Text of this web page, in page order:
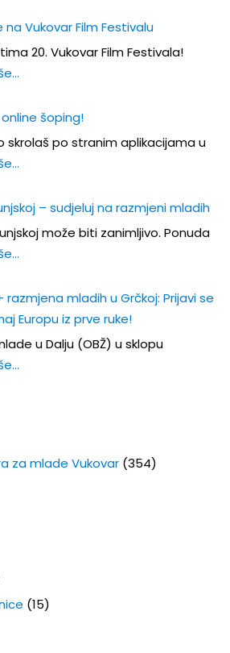
Vukovar Film Festivalu
20. Vukovar Film Festivala!
šoping!
skrolaš po stranim aplikacijama u
– sudjeluj na razmjeni mladih
može biti zanimljivo. Ponuda
razmjena mladih u Grčkoj: Prijavi se
Europu iz prve ruke!
u Dalju (OBŽ) u sklopu
za mlade Vukovar (354)
(15)